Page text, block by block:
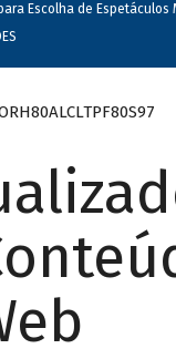
Escolha de Espetáculos